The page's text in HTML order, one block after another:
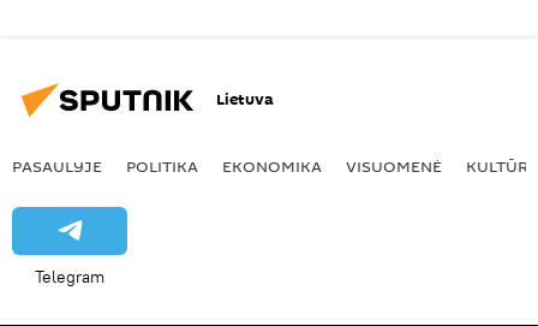
Lietuva
PASAULYJE POLITIKA EKONOMIKA VISUOMENĖ KULTŪRA
Telegram